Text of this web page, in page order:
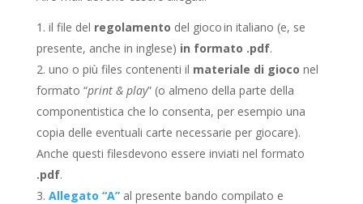
il file del regolamento del gioco in italiano (e, se
presente, anche in inglese) in formato .pdf.
uno o più files contenenti il materiale di gioco nel
formato “print & play” (o almeno della parte della
componentistica che lo consenta, per esempio una
copia delle eventuali carte necessarie per giocare).
Anche questi filesdevono essere inviati nel formato
.pdf.
Allegato “A” al presente bando compilato e